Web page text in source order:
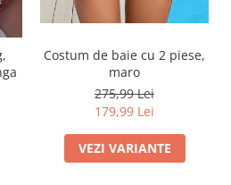
Costum de baie cu 2 piese,
maro
275,99 Lei
179,99 Lei
VEZI VARIANTE